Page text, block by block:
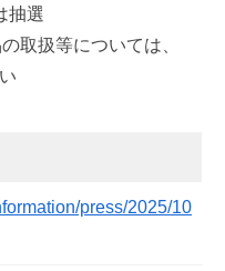
抽選
取扱等については、
press/2025/10